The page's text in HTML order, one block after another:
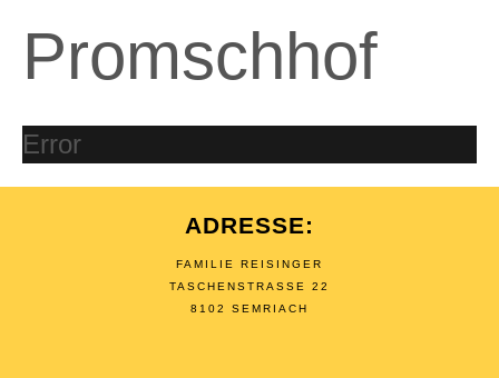
Promschhof
Error
ADRESSE:
FAMILIE REISINGER
TASCHENSTRASSE 22
8102 SEMRIACH